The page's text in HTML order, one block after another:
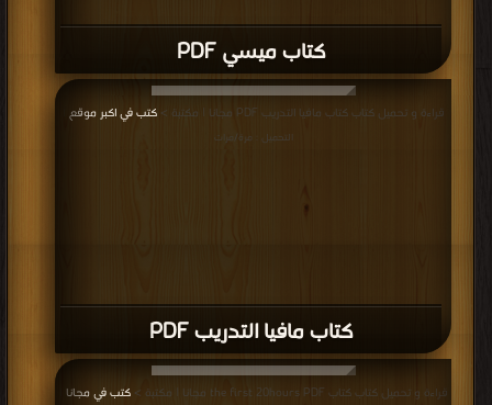
كتاب ميسي PDF
كتاب مافيا التدريب PDF
قراءة و تحميل كتاب كتاب مافيا التدريب PDF مجانا | مكتبة > كتب في اكبر موقع
التحميل : مرة/مرات
قراءة و تحميل كتاب كتاب the first 20hours PDF مجانا | مكتبة > كتب في مجانا